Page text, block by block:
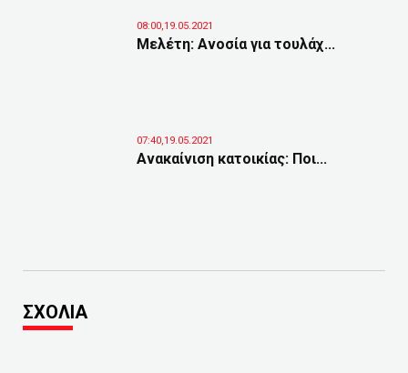
08:00,19.05.2021
Μελέτη: Ανοσία για τουλάχ...
07:40,19.05.2021
Ανακαίνιση κατοικίας: Ποι...
ΣΧΟΛΙΑ